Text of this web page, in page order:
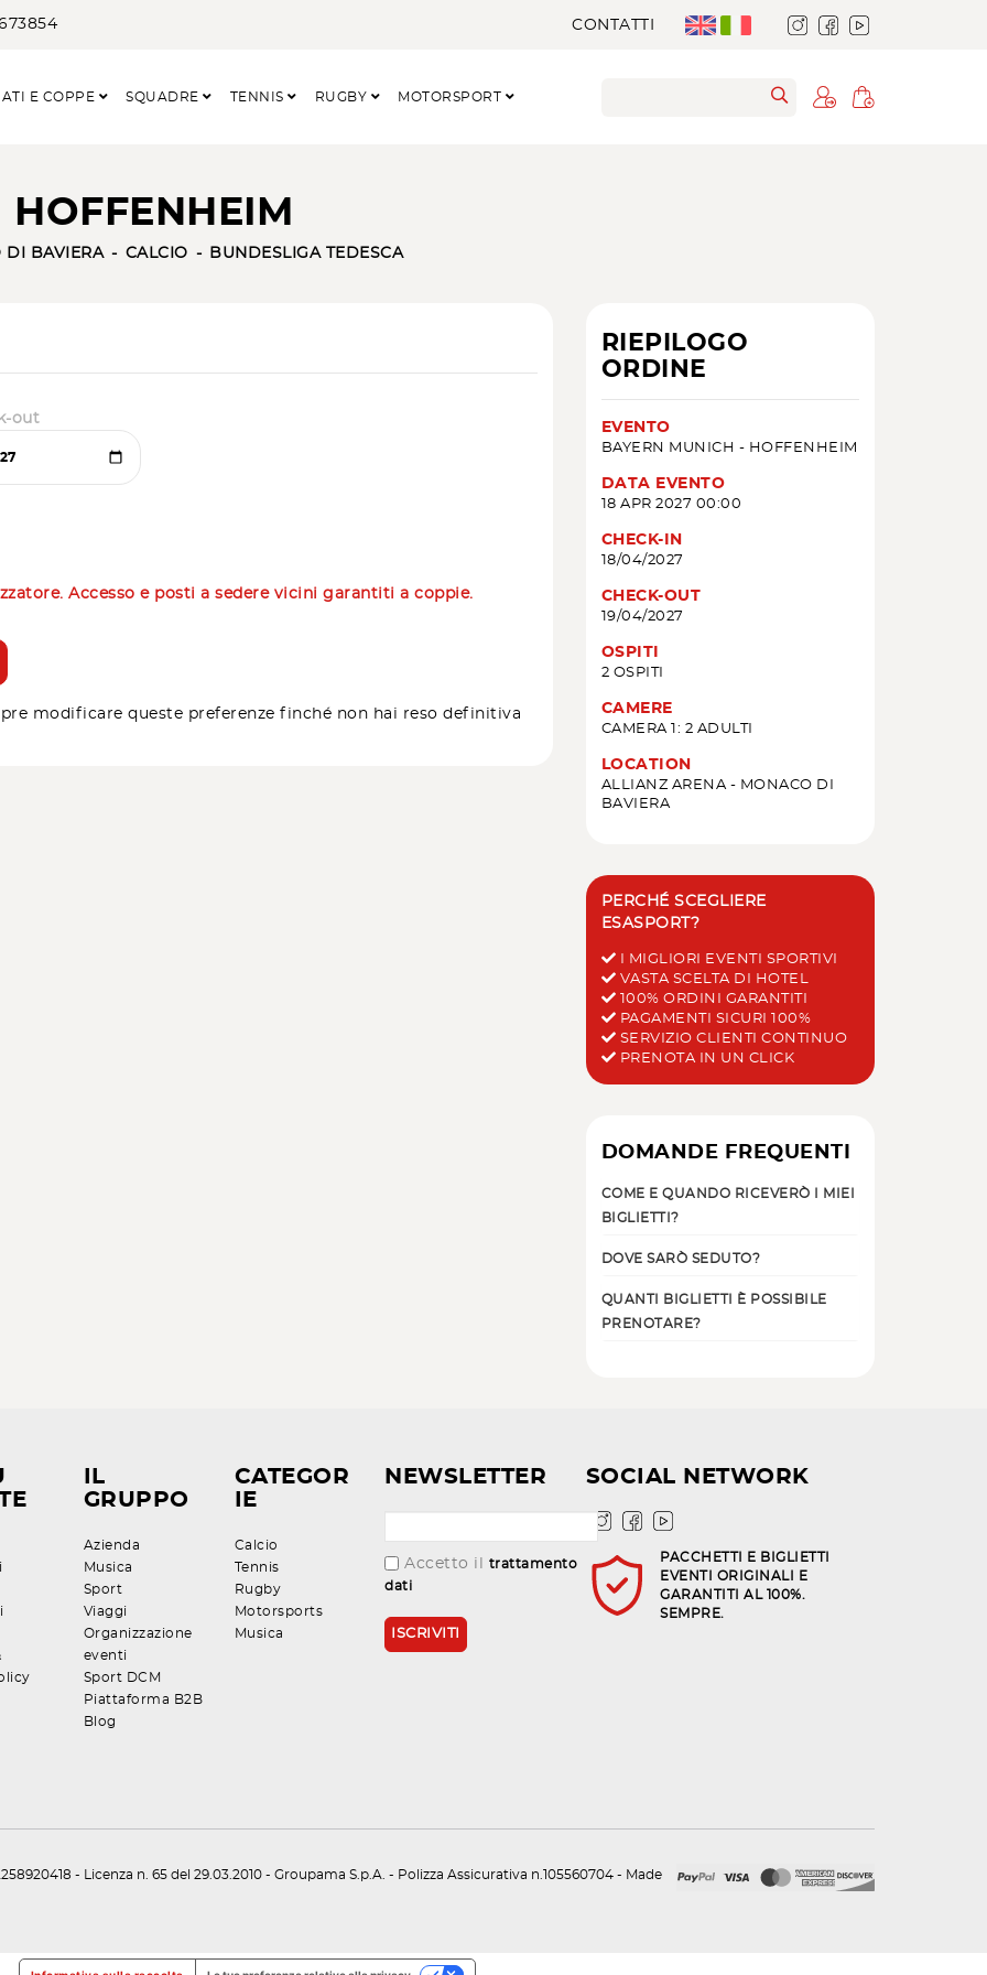
CONTATTI
E COPPE SQUADRE TENNIS RUGBY MOTORSPORT
DI BAVIERA CALCIO BUNDESLIGA TEDESCA
out
Accesso e posti a sedere vicini garantiti a coppie.
modificare queste preferenze finché non hai reso definitiva
RIEPILOGO
ORDINE
EVENTO
BAYERN MUNICH - HOFFENHEIM
DATA EVENTO
18 APR 2027 00:00
CHECK-IN
18/04/2027
CHECK-OUT
19/04/2027
OSPITI
2 OSPITI
CAMERE
CAMERA 1: 2 ADULTI
LOCATION
ALLIANZ ARENA - MONACO DI
BAVIERA
PERCHÉ SCEGLIERE
ESASPORT?
I MIGLIORI EVENTI SPORTIVI
VASTA SCELTA DI HOTEL
100% ORDINI GARANTITI
PAGAMENTI SICURI 100%
SERVIZIO CLIENTI CONTINUO
PRENOTA IN UN CLICK
DOMANDE FREQUENTI
COME E QUANDO RICEVERÒ I MIEI
BIGLIETTI?
DOVE SARÒ SEDUTO?
QUANTI BIGLIETTI È POSSIBILE
PRENOTARE?
IL
GRUPPO
Azienda
Musica
Sport
Viaggi
Organizzazione
eventi
Sport DCM
Piattaforma B2B
Blog
CATEGOR
IE
Calcio
Tennis
Rugby
Motorsports
Musica
NEWSLETTER
Accetto il trattamento
dati
SOCIAL NETWORK
PACCHETTI E BIGLIETTI
EVENTI ORIGINALI E
GARANTITI AL 100%.
SEMPRE.
- Licenza n. 65 del 29.03.2010 - Groupama S.p.A. - Polizza Assicurativa n.105560704 - Made